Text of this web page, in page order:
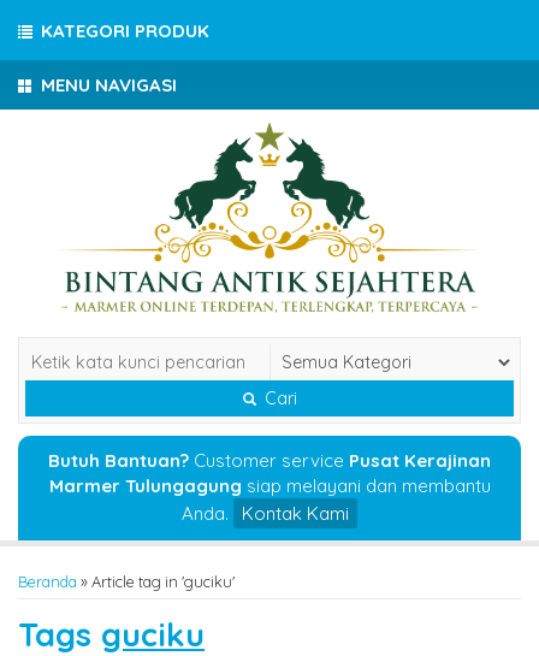
MENU NAVIGASI
Cari
Butuh Bantuan? Customer service Pusat Kerajinan
Marmer Tulungagung siap melayani dan membantu
Anda.
Kontak Kami
Beranda »Article tag in 'guciku'
Tags guciku
KATEGORI PRODUK